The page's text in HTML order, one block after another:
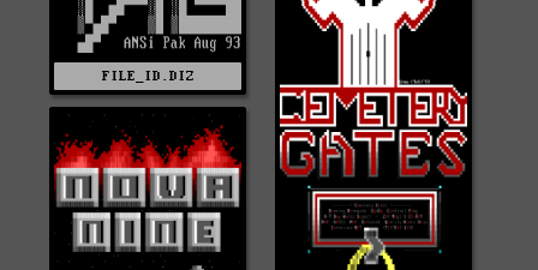
FILE_ID.DIZ